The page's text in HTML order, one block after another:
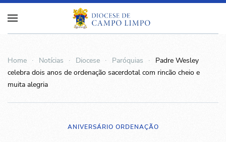
Home Notícias Diocese Paróquias
Padre Wesley
celebra dois anos de ordenação sacerdotal com rincão cheio e
muita alegria
ANIVERSÁRIO ORDENAÇÃO